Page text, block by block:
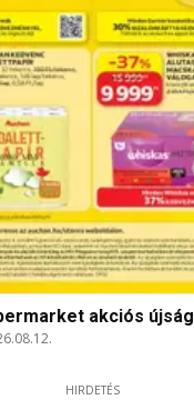
akciós újság
HIRDETÉS